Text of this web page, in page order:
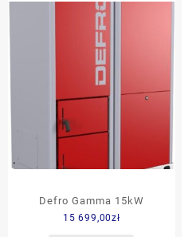
Defro Gamma 15kW
15 699,00zł